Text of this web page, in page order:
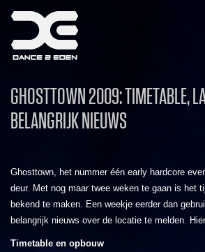
GHOSTTOWN 2009: TIMETABLE,
BELANGRIJK NIEUWS
Ghosttown, het nummer één early hardcore
deur. Met nog maar twee weken te gaan is het
bekend te maken. Een weekje eerder dan
belangrijk nieuws over de locatie te melden.
Timetable en opbouw